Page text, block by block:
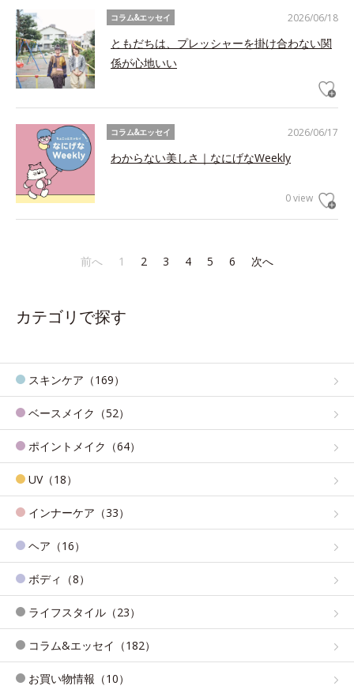
2026/06/18
コラム&エッセイ
ともだちは、プレッシャーを掛け合わない関
係が心地いい
2026/06/17
コラム&エッセイ
わからない美しさ｜なにげなWeekly
0 view
前へ 1 2 3 4 5 6 次へ
カテゴリで探す
スキンケア（169）
ベースメイク（52）
ポイントメイク（64）
UV（18）
インナーケア（33）
ヘア（16）
ボディ（8）
ライフスタイル（23）
コラム&エッセイ（182）
お買い物情報（10）